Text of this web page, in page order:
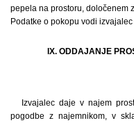
pepela na prostoru, določenem
Podatke o pokopu vodi
IX. ODDAJANJE
Izvajalec daje v najem
pogodbe z najemnikom, v